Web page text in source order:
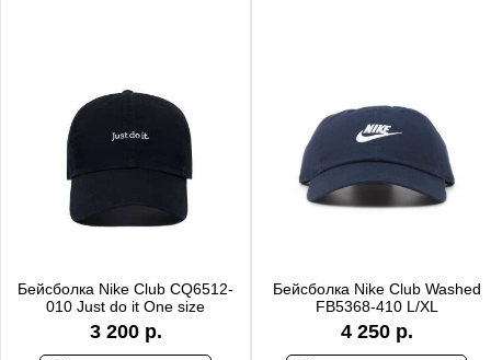
Бейсболка Nike Club CQ6512-
010 Just do it One size
3 200 р.
Бейсболка Nike Club Washed
FB5368-410 L/XL
4 250 р.